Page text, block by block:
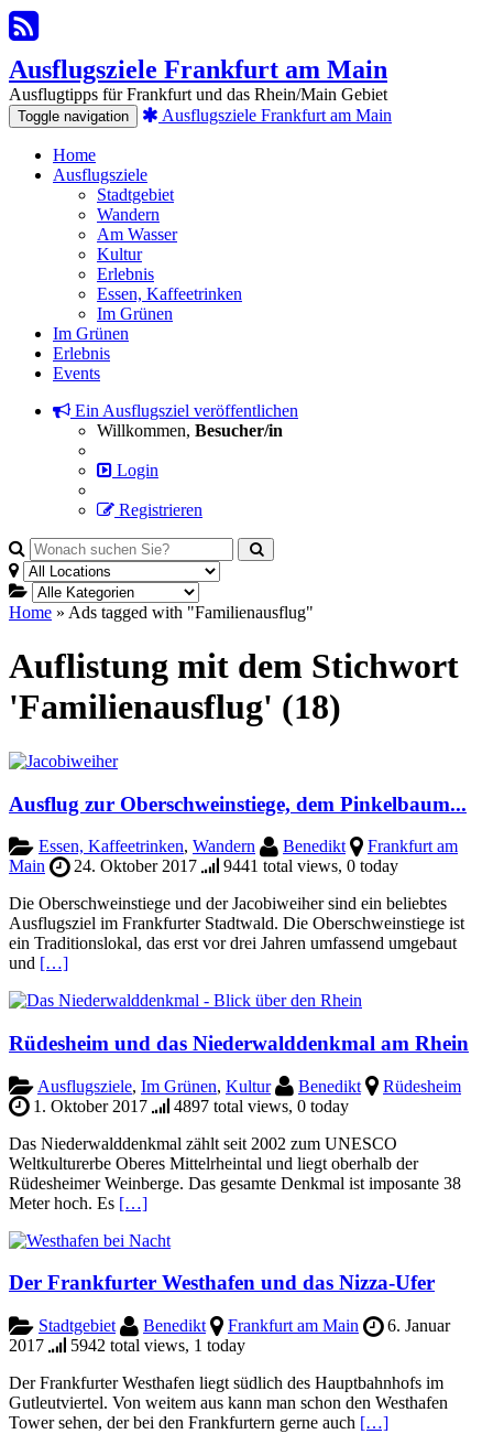
Ausflugsziele Frankfurt am Main
Ausflugtipps für Frankfurt und das Rhein/Main Gebiet
Toggle navigation Ausflugsziele Frankfurt am Main
Home
Ausflugsziele
Stadtgebiet
Wandern
Am Wasser
Kultur
Erlebnis
Essen, Kaffeetrinken
Im Grünen
Im Grünen
Erlebnis
Events
Ein Ausflugsziel veröffentlichen
Willkommen, Besucher/in
Login
Registrieren
Home » Ads tagged with "Familienausflug"
Auflistung mit dem Stichwort
'Familienausflug' (18)
Ausflug zur Ober­schwein­stiege, dem Pinkelbaum...
Essen, Kaffeetrinken, Wandern Benedikt
Frankfurt am
Main
24. Oktober 2017
9441 total views, 0 today
Die Oberschweinstiege und der Jacobiweiher sind ein beliebtes
Ausflugsziel im Frankfurter Stadtwald. Die Oberschweinstiege ist
ein Traditionslokal, das erst vor drei Jahren umfassend umgebaut
und […]
Rüdesheim und das Niederwalddenkmal am Rhein
Ausflugsziele, Im Grünen, Kultur Benedikt
Rüdesheim
1. Oktober 2017
4897 total views, 0 today
Das Niederwalddenkmal zählt seit 2002 zum UNESCO
Weltkulturerbe Oberes Mittelrheintal und liegt oberhalb der
Rüdesheimer Weinberge. Das gesamte Denkmal ist imposante 38
Meter hoch. Es […]
Der Frankfurter Westhafen und das Nizza-Ufer
Stadtgebiet Benedikt Frankfurt am Main
6. Januar
2017
5942 total views, 1 today
Der Frankfurter Westhafen liegt südlich des Hauptbahnhofs im
Gutleutviertel. Von weitem aus kann man schon den Westhafen
Tower sehen, der bei den Frankfurtern gerne auch […]